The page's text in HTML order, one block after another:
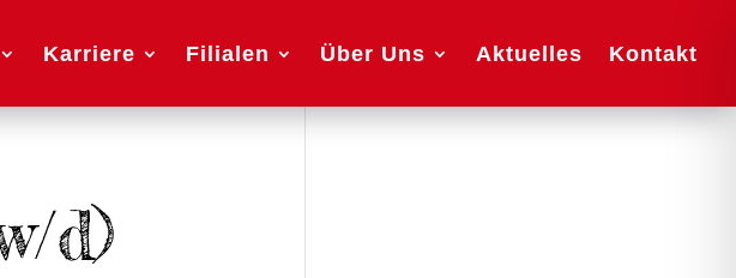
Karriere Filialen Über Uns Aktuelles Kontakt
d)